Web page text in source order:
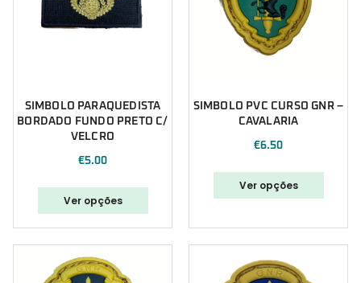
SIMBOLO PARAQUEDISTA
BORDADO FUNDO PRETO C/
VELCRO
€5.00
Ver opções
SIMBOLO PVC CURSO GNR –
CAVALARIA
€6.50
Ver opções